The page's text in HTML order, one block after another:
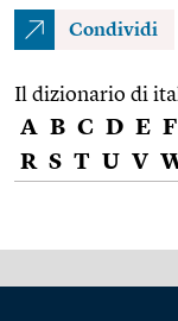
Condividi
Il dizionario di
A B C D E F
R S T U V